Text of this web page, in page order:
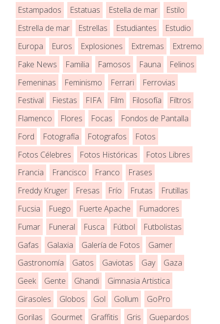
Estampados
Estatuas Estella de mar
Estilo
Estrella de mar
Estrellas Estudiantes
Estudio
Europa
Euros Explosiones Extremas
Extremo
Fake News
Familia Famosos Fauna
Felinos
Femeninas
Feminismo Ferrari
Ferrovias
Festival
Fiestas FIFA Film Filosofía
Filtros
Flamenco
Flores Focas
Fondos de Pantalla
Ford
Fotografía Fotografos
Fotos
Fotos Célebres
Fotos Históricas
Fotos Libres
Francia
Francisco Franco
Frases
Freddy Kruger
Fresas Frío Frutas
Frutillas
Fucsia
Fuego Fuerte Apache
Fumadores
Fumar
Funeral Fusca Fútbol
Futbolistas
Gafas
Galaxia Galería de Fotos
Gamer
Gastronomía
Gatos Gaviotas Gay
Gaza
Geek
Gente Ghandi
Gimnasia Artistica
Girasoles
Globos Gol Gollum
GoPro
Gorilas
Gourmet Graffitis Gris
Guepardos